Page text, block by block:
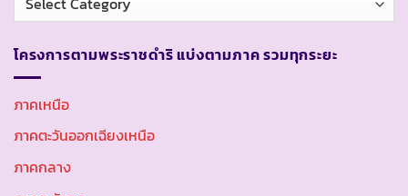
หมู่
โครงการตามพระราชดำริ แบ่งตามภาค รวมทุกระยะ
ภาคเหนือ
ภาคตะวันออกเฉียงเหนือ
ภาคกลาง